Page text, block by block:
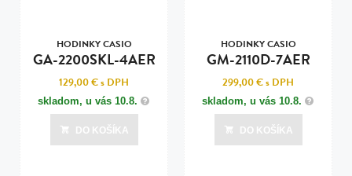
HODINKY CASIO
GA-2200SKL-4AER
129,00 €s DPH
skladom, u vás 10.8.
DO KOŠÍKA
HODINKY CASIO
GM-2110D-7AER
299,00 €s DPH
skladom, u vás 10.8.
DO KOŠÍKA